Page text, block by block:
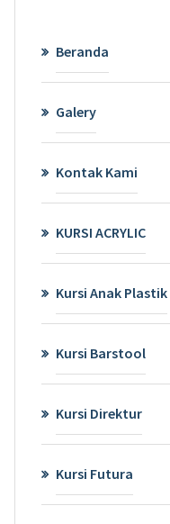
Beranda
Galery
Kontak Kami
KURSI ACRYLIC
Kursi Anak Plastik
Kursi Barstool
Kursi Direktur
Kursi Futura